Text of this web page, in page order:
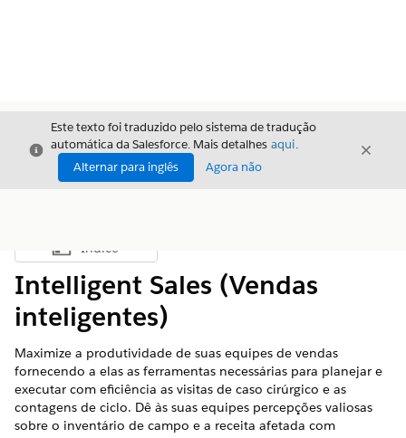
Fechar
Este texto foi traduzido pelo sistema de tradução
automática da Salesforce. Mais detalhes aqui.
Alternar para inglês
Agora não
Fechar
Mostrar índice
Índice
Intelligent Sales (Vendas
inteligentes)
Maximize a produtividade de suas equipes de vendas
fornecendo a elas as ferramentas necessárias para planejar e
executar com eficiência as visitas de caso cirúrgico e as
contagens de ciclo. Dê às suas equipes percepções valiosas
sobre o inventário de campo e a receita afetada com